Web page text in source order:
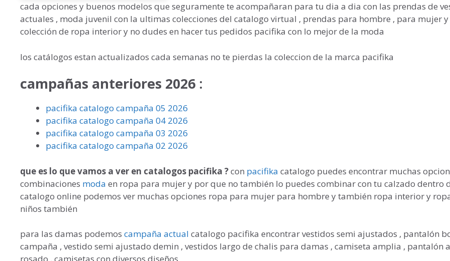
cada opciones y buenos modelos que seguramente te acompañaran para tu dia a dia con las prendas de
actuales , moda juvenil con la ultimas colecciones del catalogo virtual , prendas para hombre , para mujer y
colección de ropa interior y no dudes en hacer tus pedidos pacifika con lo mejor de la moda
los catálogos estan actualizados cada semanas no te pierdas la coleccion de la marca pacifika
campañas anteriores 2026 :
pacifika catalogo campaña 05 2026
pacifika catalogo campaña 04 2026
pacifika catalogo campaña 03 2026
pacifika catalogo campaña 02 2026
que es lo que vamos a ver en catalogos pacifika ?con pacifika catalogo puedes encontrar muchas
combinaciones moda en ropa para mujer y por que no también lo puedes combinar con tu calzado dentro
catalogo online podemos ver muchas opciones ropa para mujer para hombre y también ropa interior y
niños también
para las damas podemos campaña actual catalogo pacifika encontrar vestidos semi ajustados , pantalón
campaña , vestido semi ajustado demin , vestidos largo de chalis para damas , camiseta amplia , pantalón